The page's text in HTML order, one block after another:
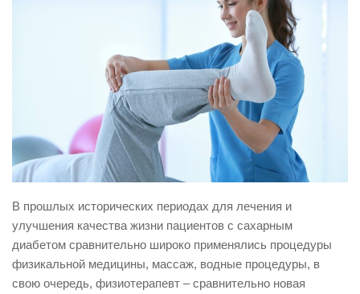
В прошлых исторических периодах для лечения и
улучшения качества жизни пациентов с сахарным
диабетом сравнительно широко применялись процедуры
физикальной медицины, массаж, водные процедуры, в
свою очередь, физиотерапевт – сравнительно новая